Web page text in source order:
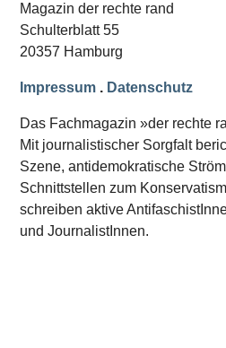
Schwerpunkt »Reichsbürger«
Schwerpunkt NPD
Ausgaben Übersicht
Ausgabe 220
Ausgabe 219
Ausgabe 217
Ausgabe 216
Magazin der rechte rand
Schulterblatt 55
20357 Hamburg
Impressum . Datenschutz
Das Fachmagazin »der rechte
Mit journalistischer Sorgfalt
Szene, antidemokratische
Schnittstellen zum
schreiben aktive
und JournalistInnen.